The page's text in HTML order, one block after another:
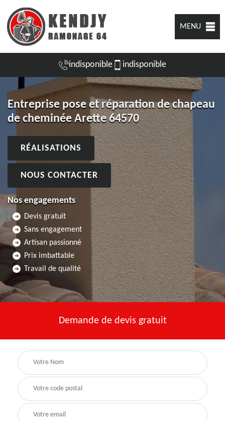
MENU
indisponible indisponible
Entreprise pose et réparation de chapeau
de cheminée Arette 64570
RÉALISATIONS
NOUS CONTACTER
Nos engagements
Devis gratuit
Sans engagement
Artisan passionné
Prix imbattable
Travail de qualité
Demande de devis gratuit